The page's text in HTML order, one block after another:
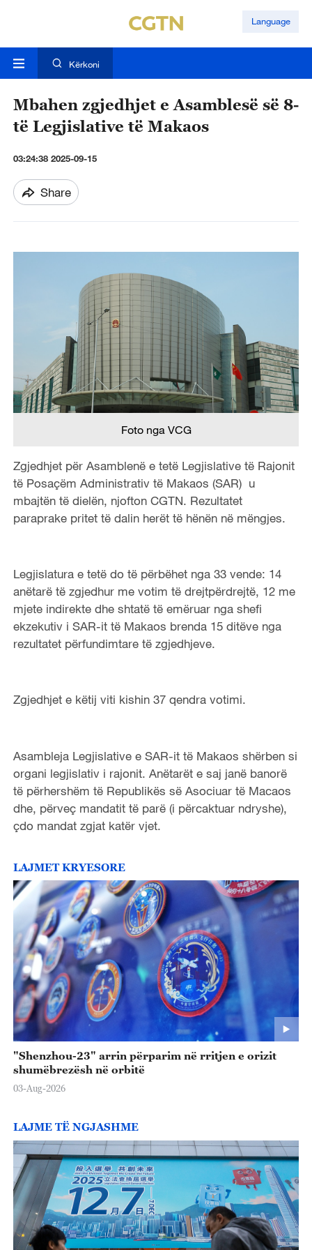
Language
Kërkoni
Mbahen zgjedhjet e Asamblesë së 8-
të Legjislative të Makaos
03:24:38 2025-09-15
Share
Foto nga VCG
Zgjedhjet për Asamblenë e tetë Legjislative të Rajonit
të Posaçëm Administrativ të Makaos (SAR) u
mbajtën të dielën, njofton CGTN. Rezultatet
paraprake pritet të dalin herët të hënën në mëngjes.
Legjislatura e tetë do të përbëhet nga 33 vende: 14
anëtarë të zgjedhur me votim të drejtpërdrejtë, 12 me
mjete indirekte dhe shtatë të emëruar nga shefi
ekzekutiv i SAR-it të Makaos brenda 15 ditëve nga
rezultatet përfundimtare të zgjedhjeve.
Zgjedhjet e këtij viti kishin 37 qendra votimi.
Asambleja Legjislative e SAR-it të Makaos shërben si
organi legjislativ i rajonit. Anëtarët e saj janë banorë
të përhershëm të Republikës së Asociuar të Macaos
dhe, përveç mandatit të parë (i përcaktuar ndryshe),
çdo mandat zgjat katër vjet.
LAJMET KRYESORE
"Shenzhou-23" arrin përparim në rritjen e orizit
shumëbrezësh në orbitë
03-Aug-2026
LAJME TË NGJASHME